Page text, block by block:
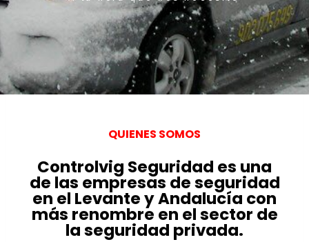
QUIENES SOMOS
Controlvig Seguridad es una
de las empresas de seguridad
en el Levante y Andalucía con
más renombre en el sector de
la seguridad privada.